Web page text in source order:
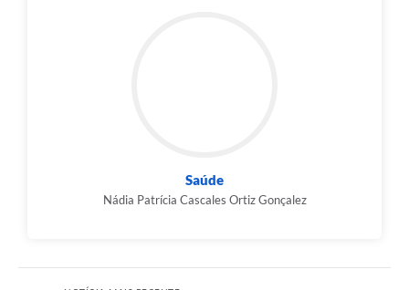
Saúde
Nádia Patrícia Cascales Ortiz Gonçalez